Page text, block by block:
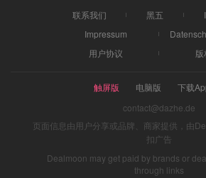
联系我们 黑五
Impressum
用户协议
触屏版 电脑版
下载
contact@dazhe.de
页面信息由用户分享或品牌、商家提供，由
扣广告
Dealmoon may get paid by brands or
through links